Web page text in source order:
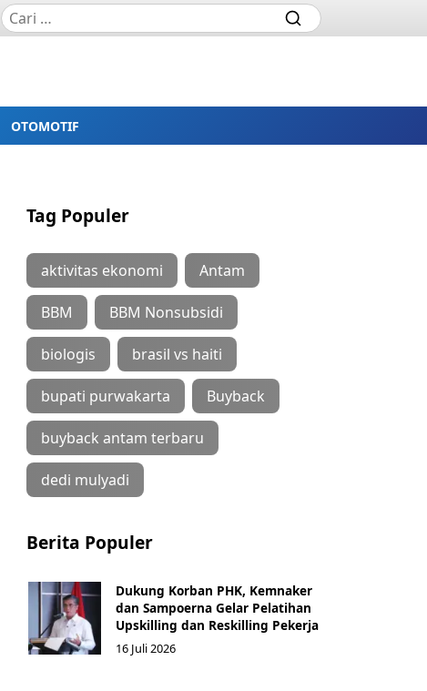
OTOMOTIF
Tag Populer
aktivitas ekonomi Antam
BBM BBM Nonsubsidi
biologis brasil vs haiti
bupati purwakarta Buyback
buyback antam terbaru
dedi mulyadi
Berita Populer
Dukung Korban PHK, Kemnaker
dan Sampoerna Gelar Pelatihan
Upskilling dan Reskilling Pekerja
16 Juli 2026